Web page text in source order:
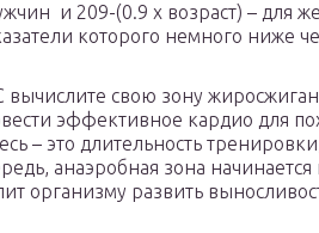
и 209-(0.9 x возраст) – для
которого немного ниже
свою зону
эффективное кардио для
– это длительность
анаэробная зона
организму развить